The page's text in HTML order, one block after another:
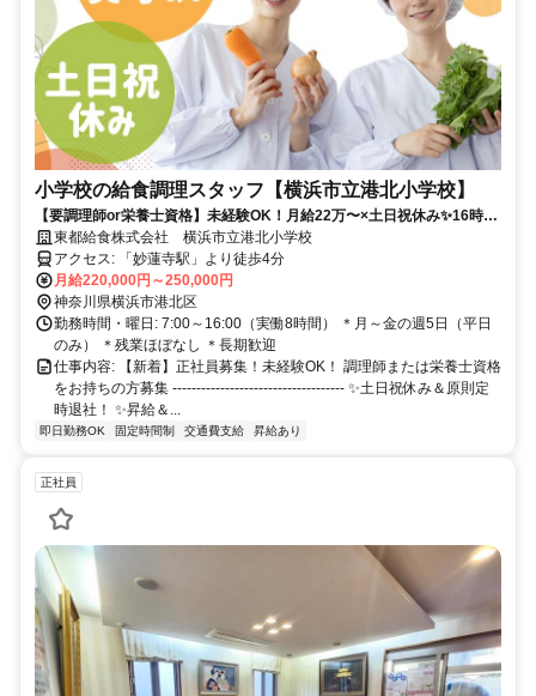
小学校の給食調理スタッフ【横浜市立港北小学校】
【要調理師or栄養士資格】未経験OK！月給22万〜×土日祝休み✨16時退
社・残業ほぼなしで家事・子育てと両立✨✅昇給あり✅賞与あり
東都給食株式会社 横浜市立港北小学校
アクセス: 「妙蓮寺駅」より徒歩4分
月給220,000円～250,000円
神奈川県横浜市港北区
勤務時間・曜日: 7:00～16:00（実働8時間） ＊月～金の週5日（平日
のみ） ＊残業ほぼなし ＊長期歓迎
仕事内容: 【新着】正社員募集！未経験OK！ 調理師または栄養士資格
をお持ちの方募集 ------------------------------------ ✨土日祝休み＆原則定
時退社！ ✨昇給＆...
即日勤務OK 固定時間制 交通費支給 昇給あり
正社員